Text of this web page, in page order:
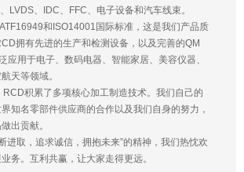
LVDS、IDC、FFC、电子设备和汽车线束。
和ISO14001国际标准，这是我们产品质
拥有先进的生产和检测设备，以及完善的QM
应用于电子、数码电器、智能家居、美容仪器、
天等领域。
积累了多项核心加工制造技术。我们自己的
知名零部件供应商的合作以及我们自身的努力，
出贡献。
进取，追求诚信，拥抱未来”的精神，我们热忱欢
务。互利共赢，让大家走得更远。